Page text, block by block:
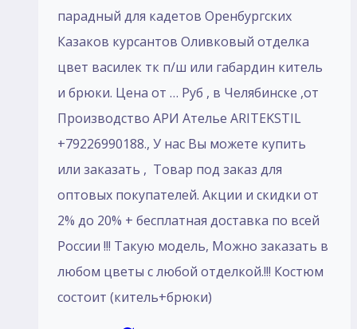
парадный для кадетов Оренбургских
Казаков курсантов Оливковый отделка
цвет василек тк п/ш или габардин китель
и брюки. Цена от … Руб , в Челябинске ,от
Производство АРИ Ателье ARITEKSTIL
+79226990188., У нас Вы можете купить
или заказать , Товар под заказ для
оптовых покупателей. Акции и скидки от
2% до 20% + бесплатная доставка по всей
России !!! Такую модель, Mожно заказать в
любом цветы с любой отделкой.!!! Костюм
состоит (китель+брюки)